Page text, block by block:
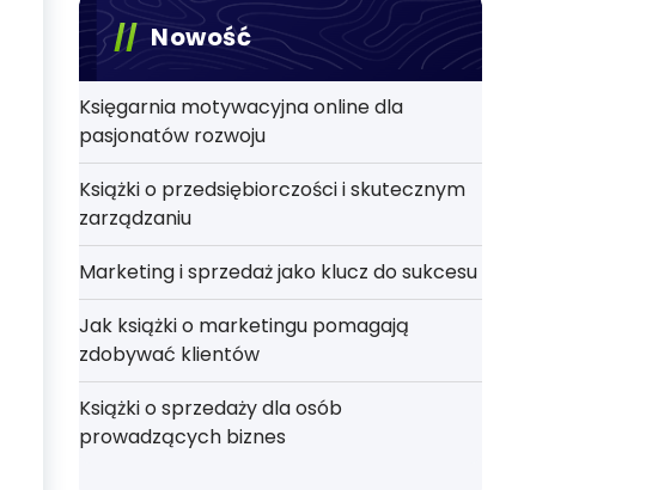
Nowość
Księgarnia motywacyjna online dla
pasjonatów rozwoju
Książki o przedsiębiorczości i skutecznym
zarządzaniu
Marketing i sprzedaż jako klucz do sukcesu
Jak książki o marketingu pomagają
zdobywać klientów
Książki o sprzedaży dla osób
prowadzących biznes